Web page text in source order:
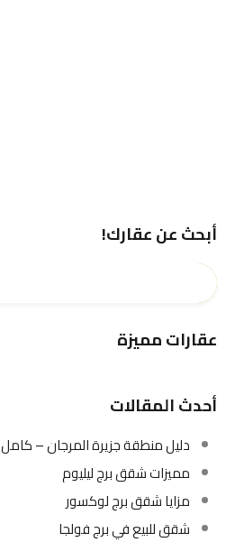
أبحث عن عقارك!
عقارات مميزة
أحدث المقالات
دليل منطقة جزيرة المرجان – كامل 2025
مميزات شقق برج ليليوم
مزايا شقق برج لوكسور
شقق للبيع في برج فولجا